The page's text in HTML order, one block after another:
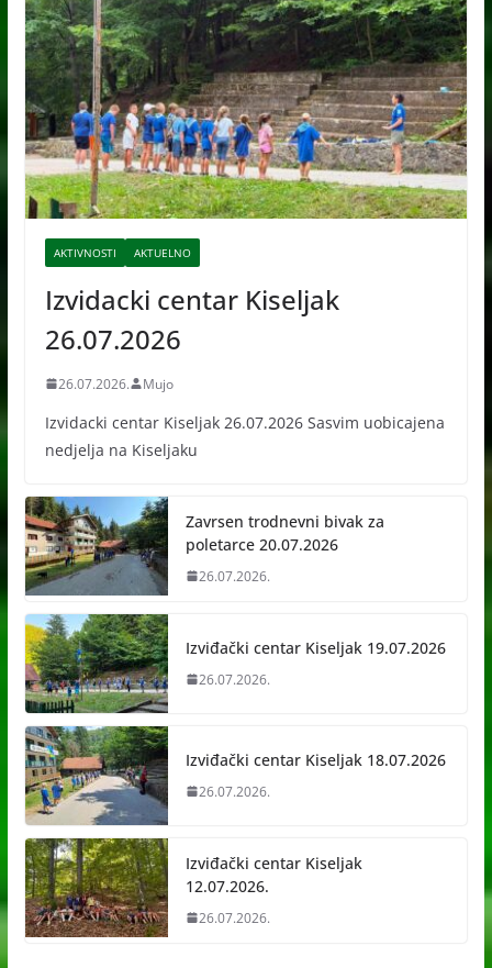
e
AKTIVNOSTI AKTUELNO
Izvidacki centar Kiseljak
26.07.2026
26.07.2026. Mujo
Izvidacki centar Kiseljak 26.07.2026 Sasvim uobicajena
nedjelja na Kiseljaku
Zavrsen trodnevni bivak za
poletarce 20.07.2026
26.07.2026.
Izviđački centar Kiseljak 19.07.2026
26.07.2026.
Izviđački centar Kiseljak 18.07.2026
26.07.2026.
Izviđački centar Kiseljak
12.07.2026.
26.07.2026.